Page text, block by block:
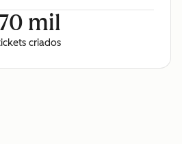
mil
criados